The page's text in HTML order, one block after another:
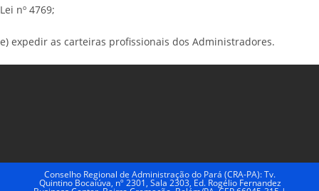
Lei nº 4769;
e) expedir as carteiras profissionais dos Administradores.
Conselho Regional de Administração do Pará (CRA-PA): Tv.
Quintino Bocaiúva, nº 2301, Sala 2303, Ed. Rogélio Fernandez